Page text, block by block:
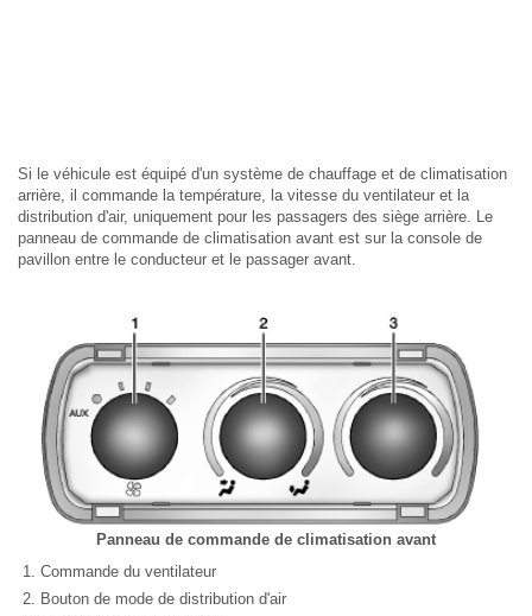
Si le véhicule est équipé d'un système de chauffage et de climatisation
arrière, il commande la température, la vitesse du ventilateur et la
distribution d'air, uniquement pour les passagers des siège arrière. Le
panneau de commande de climatisation avant est sur la console de
pavillon entre le conducteur et le passager avant.
Panneau de commande de climatisation avant
Commande du ventilateur
Bouton de mode de distribution d'air